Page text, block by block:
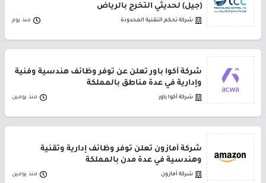
(جيل) لحديثي التخرج بالرياض
شركة تحكم التقنية المحدودة منذ يوم
شركة أكوا باور تعلن عن توفر وظائف هندسية وفنية
وإدارية في عدة مناطق بالمملكة
شركة أكوا باور منذ يومين
شركة أمازون تعلن توفر وظائف إدارية وتقنية
وهندسية في عدة مدن بالمملكة
شركة أمازون منذ يومين